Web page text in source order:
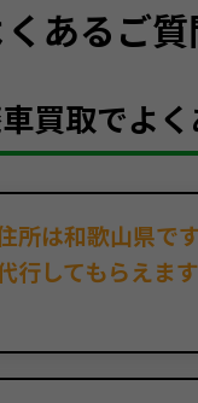
あるご質
買取でよ
所は和歌山県で
行してもらえま